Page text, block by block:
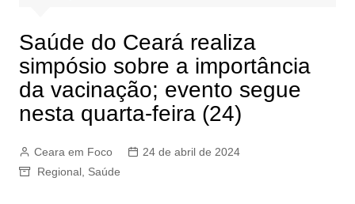
Saúde do Ceará realiza
simpósio sobre a importância
da vacinação; evento segue
nesta quarta-feira (24)
Ceara em Foco
24 de abril de 2024
Regional, Saúde